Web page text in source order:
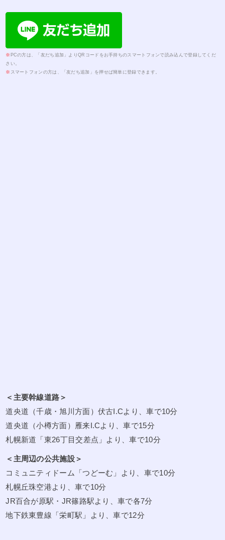
※ PCの方は、「友だち追加」よりQRコードをお手持ちのスマートフォンで読み込んで登録してくだ
さい。
※ スマートフォンの方は、「友だち追加」を押せば簡単に登録できます。
＜主要幹線道路＞
道央道（千歳・旭川方面）伏古I.Cより、車で10分
道央道（小樽方面）雁来I.Cより、車で15分
札幌新道「東26丁目交差点」より、車で10分
＜主周辺の公共施設＞
コミュニティドーム「つどーむ」より、車で10分
札幌丘珠空港より、車で10分
JR百合が原駅・JR篠路駅より、車で各7分
地下鉄東豊線「栄町駅」より、車で12分